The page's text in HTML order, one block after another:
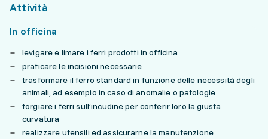
Attività
In officina
levigare e limare i ferri prodotti in officina
praticare le incisioni necessarie
trasformare il ferro standard in funzione delle necessità degli
animali, ad esempio in caso di anomalie o patologie
forgiare i ferri sull’incudine per conferir loro la giusta
curvatura
realizzare utensili ed assicurarne la manutenzione